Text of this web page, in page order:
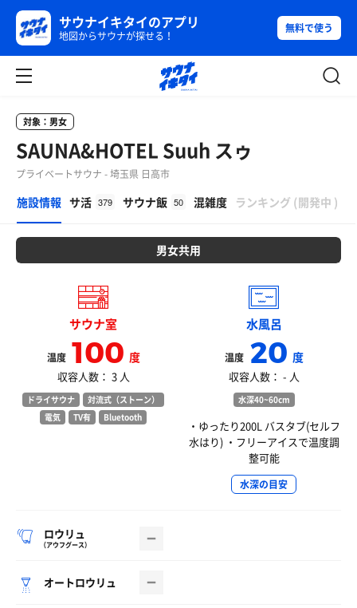
サウナイキタイのアプリ
地図からサウナが探せる！
無料で使う
対象：男女
SAUNA&HOTEL Suuh スゥ
プライベートサウナ - 埼玉県 日高市
施設情報 サ活 379 サウナ飯 50 混雑度 ランキング (開発中 )
男女共用
サウナ室
温度100度
収容人数： 3 人
ドライサウナ
対流式（ストーン）
電気
TV有 Bluetooth
水風呂
温度20度
収容人数： - 人
水深40~60cm
・ゆったり200L バスタブ(セルフ
水はり) ・フリーアイスで温度調
整可能
水深の目安
ロウリュ
（アウフグース）
オートロウリュ